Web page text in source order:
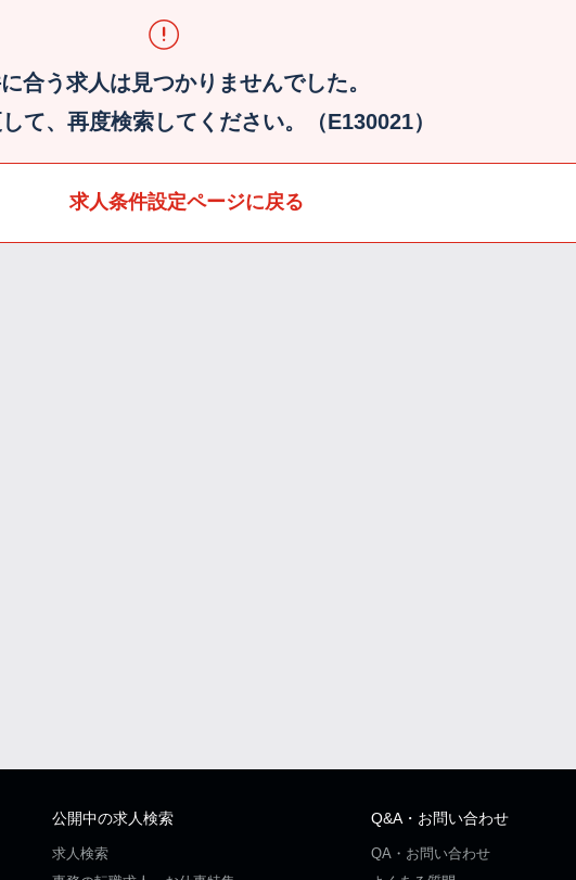
合う求人は見つかりませんでした。
て、再度検索してください。（E130021）
求人条件設定ページに戻る
公開中の求人検索
求人検索
Q&A・お問い合わせ
QA・お問い合わせ